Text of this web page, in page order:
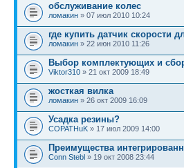
обслуживание колес
ломакин » 07 июл 2010 10:24
где купить датчик скорости
ломакин » 22 июн 2010 11:26
Выбор комплектующих и
Viktor310 » 21 окт 2009 18:49
жосткая вилка
ломакин » 26 окт 2009 16:09
Усадка резины?
COPATHuK » 17 июл 2009 14:00
Преимущества
Conn Stebl » 19 окт 2008 23:44